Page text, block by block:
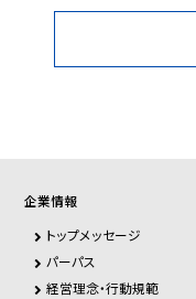
企業情報
トップメッセージ
パーパス
経営理念・行動規範